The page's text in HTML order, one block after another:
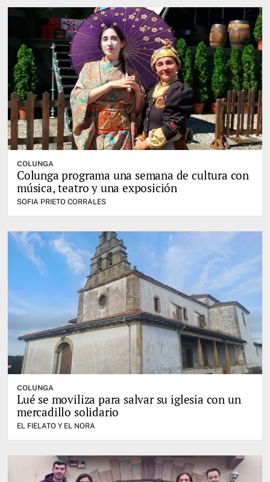
COLUNGA
Colunga programa una semana de cultura con
música, teatro y una exposición
SOFIA PRIETO CORRALES
COLUNGA
Lué se moviliza para salvar su iglesia con un
mercadillo solidario
EL FIELATO Y EL NORA